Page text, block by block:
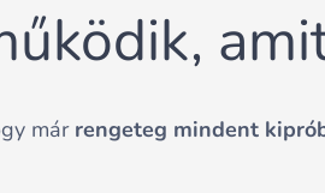
már rengeteg mindent